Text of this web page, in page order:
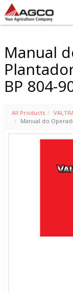
Manual
BP 804-
All Products
Manual do